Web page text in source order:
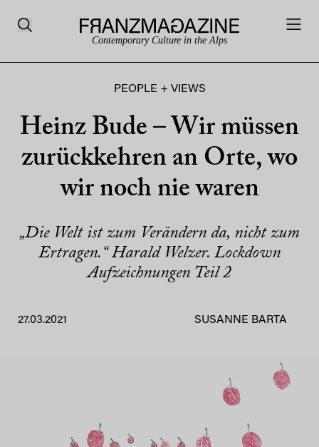
Contemporary Culture in the Alps
PEOPLE + VIEWS
Heinz Bude – Wir müssen
zurückkehren an Orte, wo
wir noch nie waren
„Die Welt ist zum Verändern da, nicht zum
Ertragen.“ Harald Welzer. Lockdown
Aufzeichnungen Teil 2
27.03.2021 SUSANNE BARTA